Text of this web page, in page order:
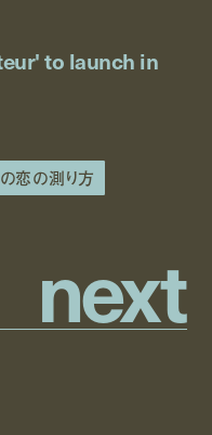
to launch in
恋の測り方
next